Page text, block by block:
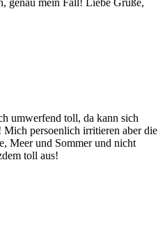
umwerfend toll, da kann sich
persoenlich irritieren aber die
Meer und Sommer und nicht
toll aus!